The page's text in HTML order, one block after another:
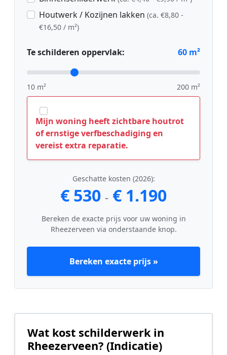
Houtwerk / Kozijnen lakken (ca. €8,80 -
€16,50 / m²)
Te schilderen oppervlak: 60 m²
10 m² 200 m²
Mijn woning heeft zichtbare houtrot
of ernstige verfbeschadiging en
vereist extra reparatie.
Geschatte kosten (2026):
€ 530 - € 1.190
Bereken de exacte prijs voor uw woning in
Rheezerveen via onderstaande knop.
Bereken exacte prijs »
Wat kost schilderwerk in
Rheezerveen? (Indicatie)